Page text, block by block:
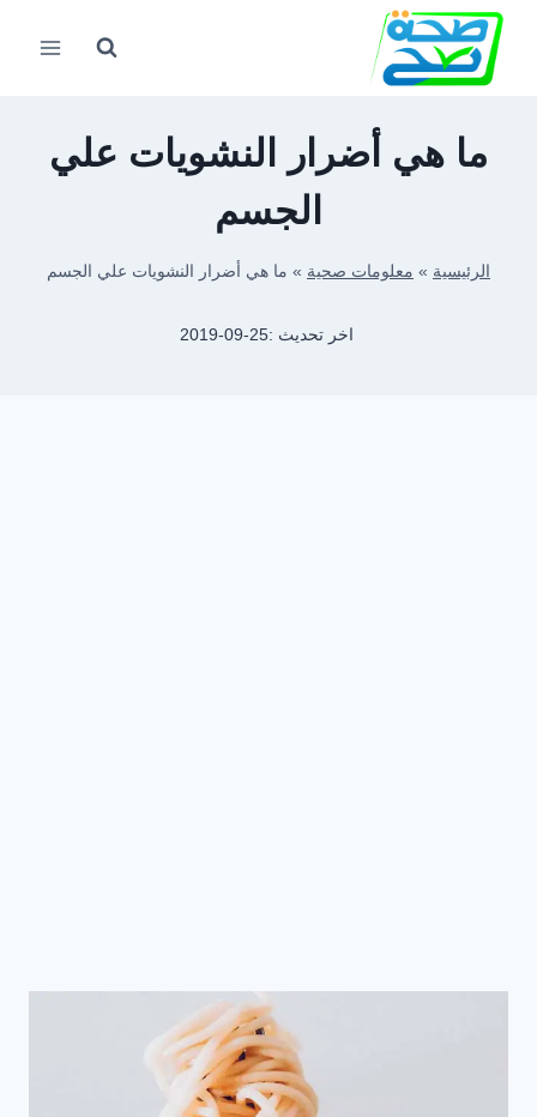
التجاوز
المحتوى
ما هي أضرار النشويات علي
الجسم
الرئيسية » معلومات صحية » ما هي أضرار النشويات علي الجسم
اخر تحديث :2019-09-25